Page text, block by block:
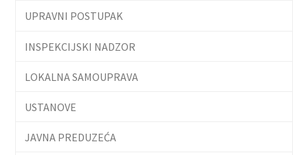
UPRAVNI POSTUPAK
INSPEKCIJSKI NADZOR
LOKALNA SAMOUPRAVA
USTANOVE
JAVNA PREDUZEĆA